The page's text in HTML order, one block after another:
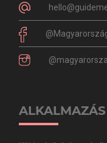
ALKALMAZÁS